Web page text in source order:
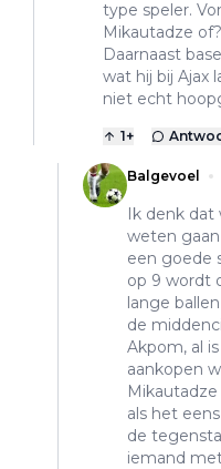
type speler.
Mikautadze of?
Daarnaast
wat hij bij Ajax
niet echt
1+
Balgevoel
Ik denk dat
weten
een goede
op 9 wordt
lange
de
Akpom, al
aankopen
als het
de
iemand